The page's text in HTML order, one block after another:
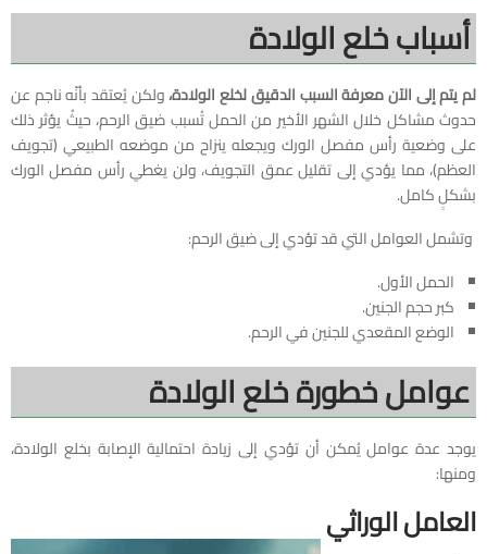
أسباب خلع الولادة
لم يتم إلى الآن معرفة السبب الدقيق لخلع الولادة،ولكن يُعتقد بأنّه ناجم عن
حدوث مشاكل خلال الشهر الأخير من الحمل تُسبب ضيق الرحم، حيثُ يؤثر ذلك
على وضعية رأس مفصل الورك ويجعله ينزاح من موضعه الطبيعي (تجويف
العظم)، مما يؤدي إلى تقليل عمق التجويف، ولن يغطي رأس مفصل الورك
بشكلٍ كامل.
وتشمل العوامل التي قد تؤدي إلى ضيق الرحم:
الحمل الأول.
كبر حجم الجنين.
الوضع المقعدي للجنين في الرحم.
عوامل خطورة خلع الولادة
يوجد عدة عوامل يُمكن أن تؤدي إلى زيادة احتمالية الإصابة بخلع الولادة،
ومنها:
العامل الوراثي